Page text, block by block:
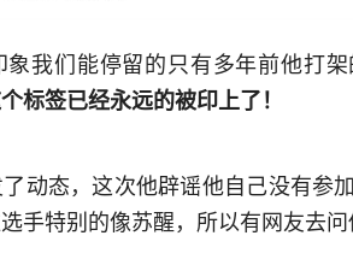
我们能停留的只有多年前他打
标签已经永远的被印上了！
动态，这次他辟谣他自己没有参
手特别的像苏醒，所以有网友去问